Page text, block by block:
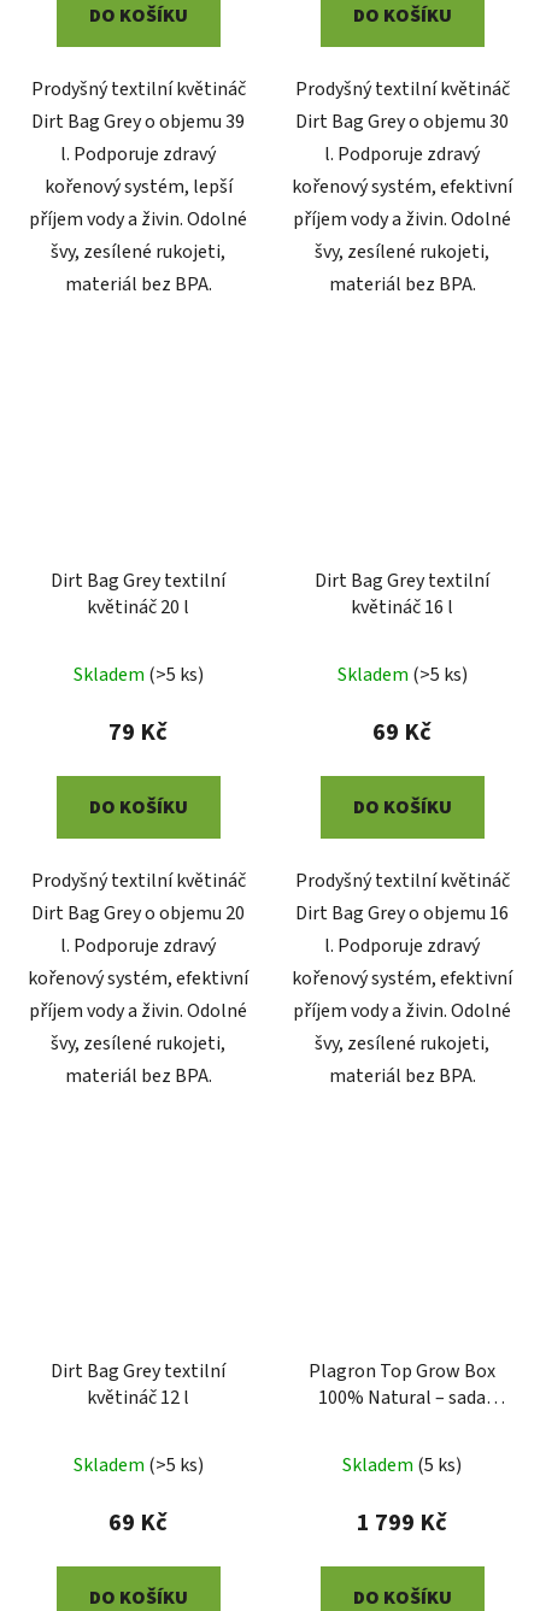
DO KOŠÍKU
Prodyšný textilní květináč
Dirt Bag Grey o objemu 39
l. Podporuje zdravý
kořenový systém, lepší
příjem vody a živin. Odolné
švy, zesílené rukojeti,
materiál bez BPA.
DO KOŠÍKU
Prodyšný textilní květináč
Dirt Bag Grey o objemu 30
l. Podporuje zdravý
kořenový systém, efektivní
příjem vody a živin. Odolné
švy, zesílené rukojeti,
materiál bez BPA.
Dirt Bag Grey textilní
květináč 20 l
Skladem (>5 ks)
79 Kč
DO KOŠÍKU
Prodyšný textilní květináč
Dirt Bag Grey o objemu 20
l. Podporuje zdravý
kořenový systém, efektivní
příjem vody a živin. Odolné
švy, zesílené rukojeti,
materiál bez BPA.
Dirt Bag Grey textilní
květináč 16 l
Skladem (>5 ks)
69 Kč
DO KOŠÍKU
Prodyšný textilní květináč
Dirt Bag Grey o objemu 16
l. Podporuje zdravý
kořenový systém, efektivní
příjem vody a živin. Odolné
švy, zesílené rukojeti,
materiál bez BPA.
Dirt Bag Grey textilní
květináč 12 l
Skladem (>5 ks)
69 Kč
DO KOŠÍKU
Plagron Top Grow Box
100% Natural – sada
Skladem (5 ks)
1 799 Kč
DO KOŠÍKU